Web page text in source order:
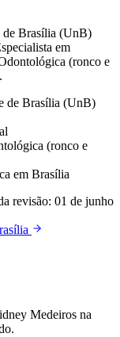
de Brasília (UnB)
em
(ronco e
de Brasília (UnB)
(ronco e
em Brasília
revisão: 01 de junho
Medeiros na